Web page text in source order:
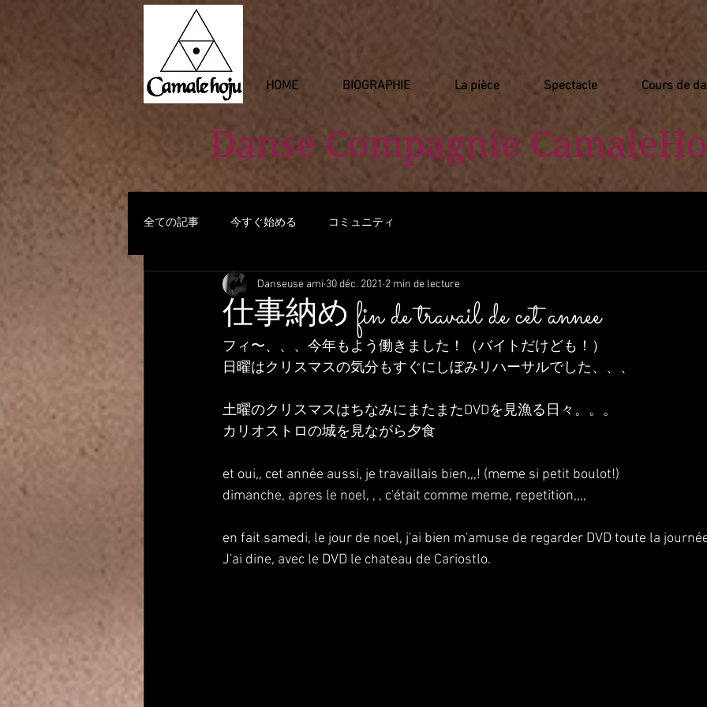
HOME BIOGRAPHIE La pièce Spectacle Cours de
Danse Compagnie
全ての記事 今すぐ始める コミュニティ
仕事納め fin de travail de cet annee
Danseuse ami 30 déc. 2021 2 min de lecture
フィ〜、、、今年もよう働きました！（バイトだけども！）
日曜はクリスマスの気分もすぐにしぼみリハーサルでした、、、
土曜のクリスマスはちなみにまたまたDVDを見漁る日々。。。
カリオストロの城を見ながら夕食
et oui,, cet année aussi, je travaillais bien,,,! (meme si petit boulot!)
dimanche, apres le noel, , , c'était comme meme, repetition,,,,
en fait samedi, le jour de noel, j'ai bien m'amuse de regarder DVD toute la
J'ai dine, avec le DVD le chateau de Cariostlo.